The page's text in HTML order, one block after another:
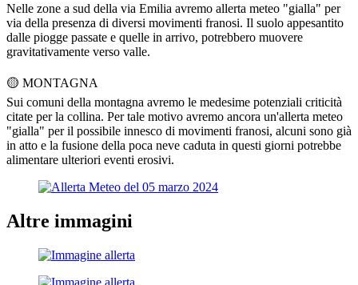
Nelle zone a sud della via Emilia avremo allerta meteo "gialla" per
via della presenza di diversi movimenti franosi. Il suolo appesantito
dalle piogge passate e quelle in arrivo, potrebbero muovere
gravitativamente verso valle.
🟡 MONTAGNA
Sui comuni della montagna avremo le medesime potenziali criticità
citate per la collina. Per tale motivo avremo ancora un'allerta meteo
"gialla" per il possibile innesco di movimenti franosi, alcuni sono già
in atto e la fusione della poca neve caduta in questi giorni potrebbe
alimentare ulteriori eventi erosivi.
Altre immagini